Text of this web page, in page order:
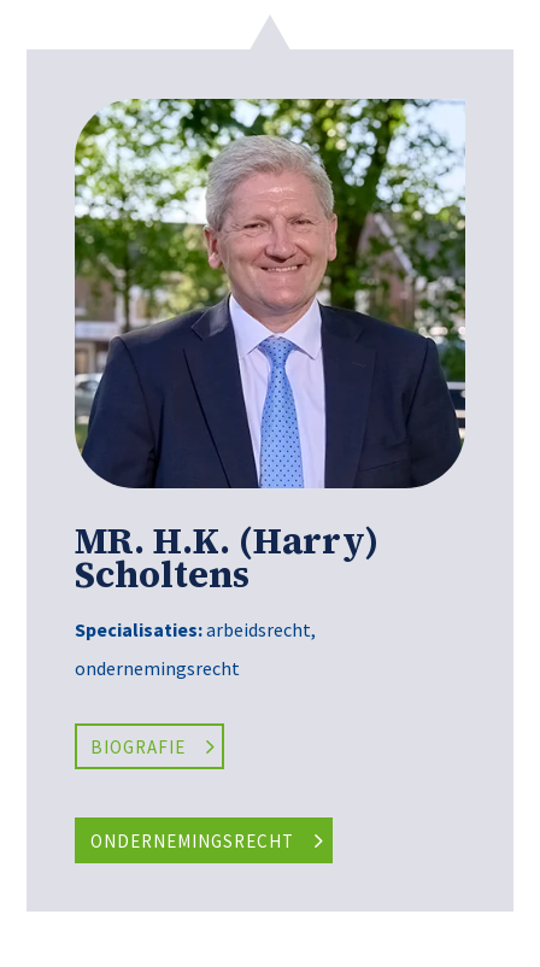
MR. H.K. (Harry)
Scholtens
Specialisaties:arbeidsrecht,
ondernemingsrecht
BIOGRAFIE
ONDERNEMINGSRECHT